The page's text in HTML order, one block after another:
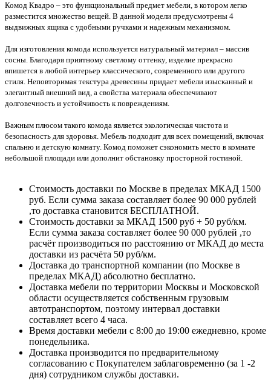
Комод Квадро – это функциональный предмет мебели, в котором легко
разместится множество вещей. В данной модели предусмотрены 4
выдвижных ящика с удобными ручками и надежным механизмом.
Для изготовления комода используется натуральный материал – массив
сосны. Благодаря приятному светлому оттенку, изделие прекрасно
впишется в любой интерьер классического, современного или другого
стиля. Неповторимая текстура древесины придает мебели изысканный и
элегантный внешний вид, а свойства материала обеспечивают
долговечность и устойчивость к повреждениям.
Важным плюсом такого комода является экологическая чистота и
безопасность для здоровья. Мебель подходит для всех помещений, включая
спальню и детскую комнату. Комод поможет сэкономить место в комнате
небольшой площади или дополнит обстановку просторной гостиной.
Стоимость доставки по Москве в пределах МКАД 1500
руб. Если сумма заказа составляет более 90 000 рублей
,то доставка становится БЕСПЛАТНОЙ.
Стоимость доставки за МКАД 1500 руб + 50 руб/км.
Если сумма заказа составляет более 90 000 рублей ,то
расчёт производиться по расстоянию от МКАД до места
доставки из расчёта 50 руб/км.
Доставка до транспортной компании (по Москве в
пределах МКАД) абсолютно бесплатно.
Доставка мебели по территории Москвы и Московской
области осуществляется собственным грузовым
автотранспортом, поэтому интервал доставки
составляет всего 4 часа.
Время доставки мебели с 8:00 до 19:00 ежедневно, кроме
понедельника.
Доставка производится по предварительному
согласованию с Покупателем заблаговременно (за 1 -2
дня) сотрудником службы доставки.